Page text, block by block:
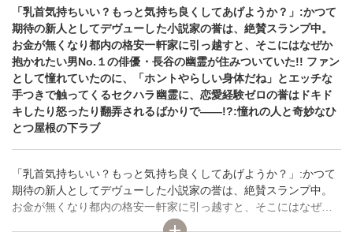
「乳首気持ちいい？もっと気持ち良くしてあげようか？」:かつて
期待の新人としてデヴューした小説家の誉は、絶賛スランプ中。
お金が無くなり都内の格安一軒家に引っ越すと、そこにはなぜか
抱かれたい男No.１の俳優・長谷の幽霊が住みついていた!! ファン
として憧れていたのに、「ホントやらしい身体だね」とエッチな
手つきで触ってくるセクハラ幽霊に、恋愛経験ゼロの誉はドキド
キしたり怒ったり翻弄されるばかりで――!?:憧れの人と奇妙なひ
とつ屋根の下ラブ
「乳首気持ちいい？もっと気持ち良くしてあげようか？」:かつて
期待の新人としてデヴューした小説家の誉は、絶賛スランプ中。
お金が無くなり都内の格安一軒家に引っ越すと、そこにはなぜか
抱かれたい男No.１の俳優・長谷の幽霊が住みついていた!! ファン